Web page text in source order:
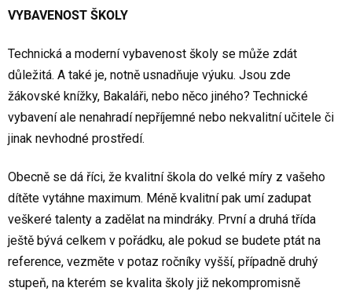
VYBAVENOST ŠKOLY
Technická a moderní vybavenost školy se může zdát
důležitá. A také je, notně usnadňuje výuku. Jsou zde
žákovské knížky, Bakaláři, nebo něco jiného? Technické
vybavení ale nenahradí nepříjemné nebo nekvalitní učitele či
jinak nevhodné prostředí.
Obecně se dá říci, že kvalitní škola do velké míry z vašeho
dítěte vytáhne maximum. Méně kvalitní pak umí zadupat
veškeré talenty a zadělat na mindráky. První a druhá třída
ještě bývá celkem v pořádku, ale pokud se budete ptát na
reference, vezměte v potaz ročníky vyšší, případně druhý
stupeň, na kterém se kvalita školy již nekompromisně